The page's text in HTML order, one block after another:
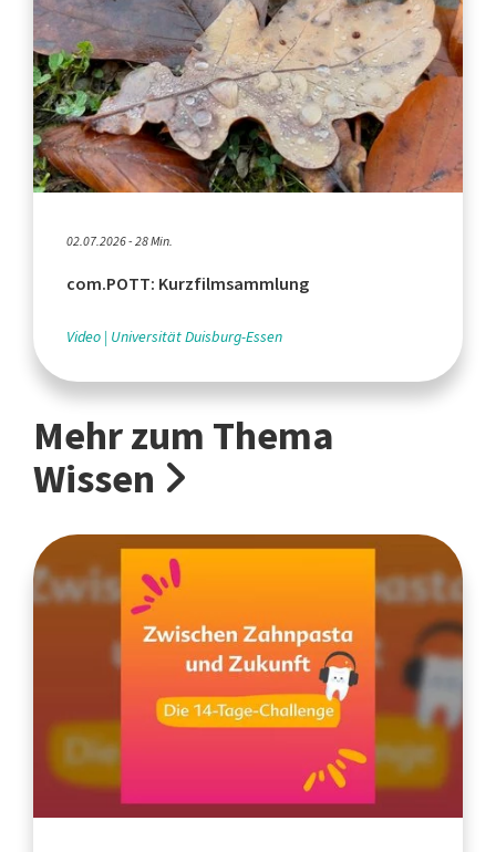
02.07.2026 - 28 Min.
com.POTT: Kurzfilmsammlung
Video Universität Duisburg-Essen
Mehr zum Thema
Wissen